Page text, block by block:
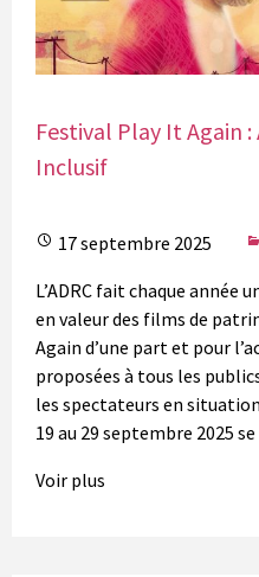
Festival Play It Again
Inclusif
17 septembre 2025
L’ADRC fait chaque année
en valeur des films de
Again d’une part et pour
proposées à tous les
les spectateurs en
19 au 29 septembre 2025
Voir plus